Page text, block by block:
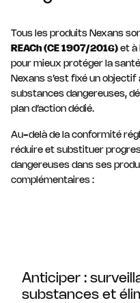
Tous les produits Nexans
REACh (CE 1907/2016) et à
pour mieux protéger la
Nexans s’est fixé un objectif
substances dangereuses,
plan d’action dédié.
Au-delà de la conformité
réduire et substituer
dangereuses dans ses
complémentaires :
Anticiper :
substances et